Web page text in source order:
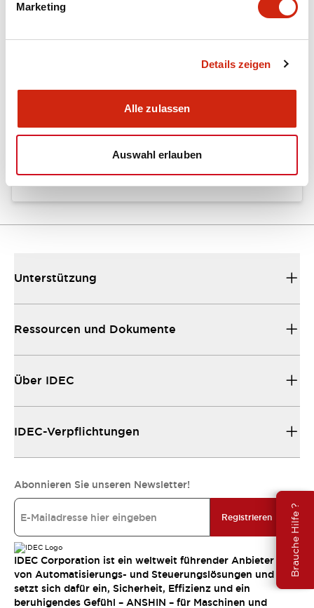
Marketing
Details zeigen
Alle zulassen
Auswahl erlauben
Brauche Hilfe ?
Dokumente und Dateien
.PDF5.62MB
Unterstützung
Ressourcen und Dokumente
Über IDEC
IDEC-Verpflichtungen
Abonnieren Sie unseren Newsletter!
Registrieren
IDEC Corporation ist ein weltweit führender Anbieter
von Automatisierungs- und Steuerungslösungen und
setzt sich dafür ein, Sicherheit, Effizienz und ein
beruhigendes Gefühl – ANSHIN – für Maschinen und